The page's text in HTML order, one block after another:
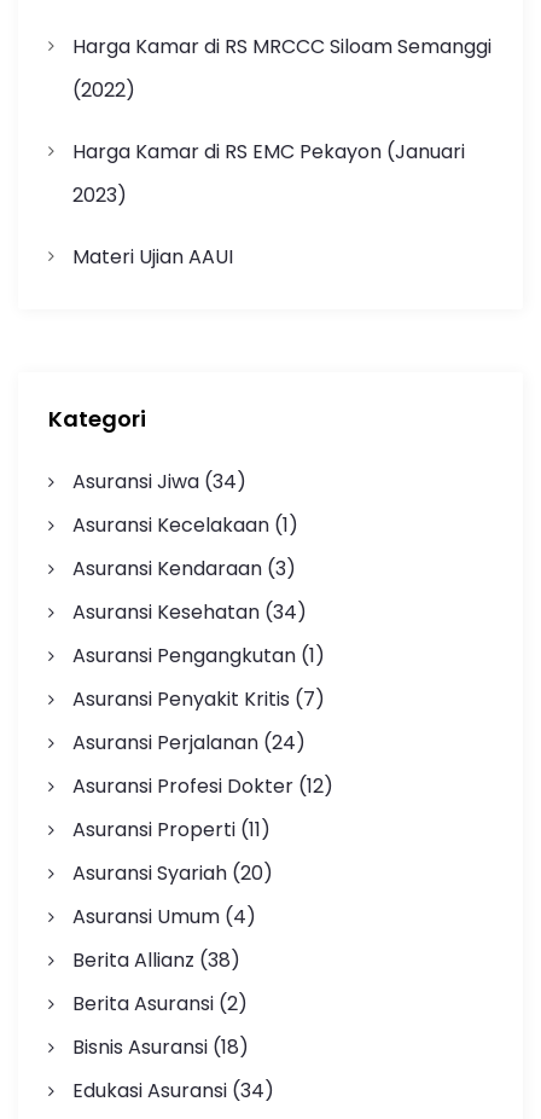
Harga Kamar di RS MRCCC Siloam Semanggi
(2022)
Harga Kamar di RS EMC Pekayon (Januari
2023)
Materi Ujian AAUI
Kategori
Asuransi Jiwa(34)
Asuransi Kecelakaan(1)
Asuransi Kendaraan(3)
Asuransi Kesehatan(34)
Asuransi Pengangkutan(1)
Asuransi Penyakit Kritis (7)
Asuransi Perjalanan(24)
Asuransi Profesi Dokter(12)
Asuransi Properti(11)
Asuransi Syariah(20)
Asuransi Umum(4)
Berita Allianz (38)
Berita Asuransi(2)
Bisnis Asuransi(18)
Edukasi Asuransi(34)